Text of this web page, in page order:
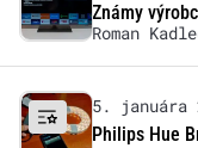
Známy
Roman
5. januára
Philips Hue